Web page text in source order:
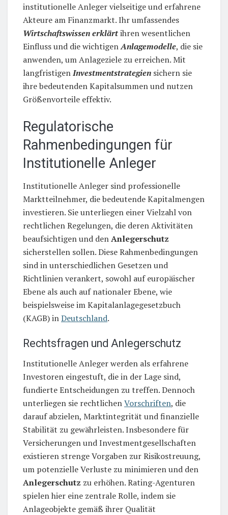
institutionelle Anleger vielseitige und erfahrene
Akteure am Finanzmarkt. Ihr umfassendes
Wirtschaftswissen erklärtihren wesentlichen
Einfluss und die wichtigenAnlagemodelle, die sie
anwenden, um Anlageziele zu erreichen. Mit
langfristigenInvestmentstrategien sichern sie
ihre bedeutenden Kapitalsummen und nutzen
Größenvorteile effektiv.
Regulatorische
Rahmenbedingungen für
Institutionelle Anleger
Institutionelle Anleger sind professionelle
Marktteilnehmer, die bedeutende Kapitalmengen
investieren. Sie unterliegen einer Vielzahl von
rechtlichen Regelungen, die deren Aktivitäten
beaufsichtigen und denAnlegerschutz
sicherstellen sollen. Diese Rahmenbedingungen
sind in unterschiedlichen Gesetzen und
Richtlinien verankert, sowohl auf europäischer
Ebene als auch auf nationaler Ebene, wie
beispielsweise im Kapitalanlagegesetzbuch
(KAGB) inDeutschland.
Rechtsfragen und Anlegerschutz
Institutionelle Anleger werden als erfahrene
Investoren eingestuft, die in der Lage sind,
fundierte Entscheidungen zu treffen. Dennoch
unterliegen sie rechtlichenVorschriften, die
darauf abzielen, Marktintegrität und finanzielle
Stabilität zu gewährleisten. Insbesondere für
Versicherungen und Investmentgesellschaften
existieren strenge Vorgaben zur Risikostreuung,
um potenzielle Verluste zu minimieren und den
Anlegerschutz zu erhöhen. Rating-Agenturen
spielen hier eine zentrale Rolle, indem sie
Anlageobjekte gemäß ihrer Qualität